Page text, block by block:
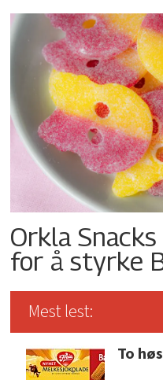
Orkla
for å styrke
Mest lest:
To